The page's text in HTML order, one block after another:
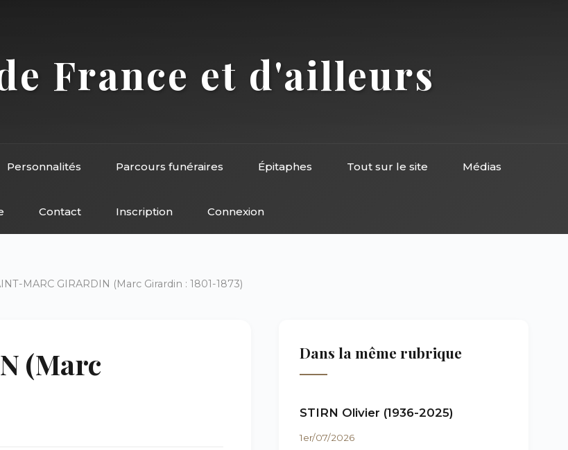
France et d'ailleurs
Personnalités Parcours funéraires Épitaphes Tout sur le site Médias
Contact Inscription Connexion
MARC GIRARDIN (Marc Girardin : 1801-1873)
(Marc
Dans la même rubrique
STIRN Olivier (1936-2025)
1er/07/2026